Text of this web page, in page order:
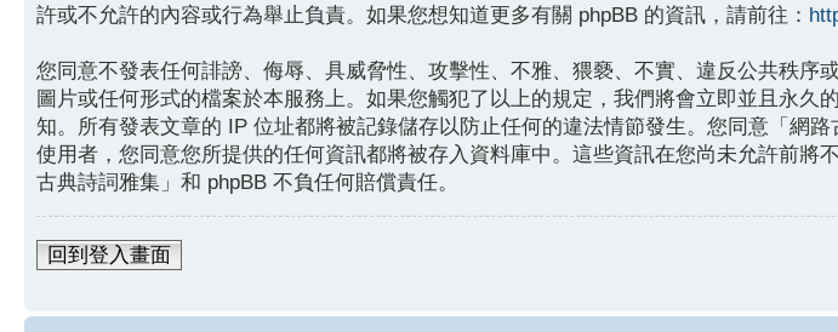
許或不允許的內容或行為舉止負責。如果您想知道更多有關 phpBB 的資訊，請前往：
您同意不發表任何誹謗、侮辱、具威脅性、攻擊性、不雅、猥褻、不實、違反公共秩序
圖片或任何形式的檔案於本服務上。如果您觸犯了以上的規定，我們將會立即並且永
知。所有發表文章的 IP 位址都將被記錄儲存以防止任何的違法情節發生。您同意「網
使用者，您同意您所提供的任何資訊都將被存入資料庫中。這些資訊在您尚未允許前
古典詩詞雅集」和 phpBB 不負任何賠償責任。
回到登入畫面